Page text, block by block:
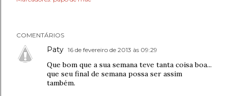
COMENTÁRIOS
Paty 16 de fevereiro de 2013 às 09:29
Que bom que a sua semana teve tanta coisa boa...
que seu final de semana possa ser assim
também.